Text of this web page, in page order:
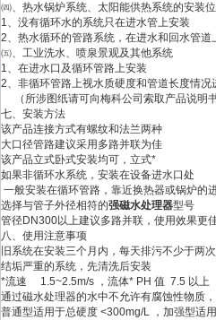
㈣、热水锅炉系统、太阳能供热系统的安装
1、没有循环水的系统只在进水管上安装
2、热水循环的管路系统，在进水和回水管道
㈤、工业洗水、喷泉景观及其他系统
1、在进水口及循环管路上安装
2、非循环管路上视水质硬度和管道长度情况
（所涉图纸请可向梅科公司索取产品说明
七、安装方法
该产品连接方式有螺纹和法兰两种
大口径管路建议采用多路并联为佳
该产品立式卧式安装均可，立式*
如果非循环水系统，安装在设备进水口处
一般安装在循环管路，靠近换热器或锅炉的
选择与管子外径相符的强磁水处理器型号
管径DN300以上建议多路并联，使用效果更
八、使用注意事项
旧系统在安装三个月内，每天排污不少于两
结垢严重的系统，先清洗后安装
*流速 1.5~2.5m/s ，流体* PH 值 7.5 以上
通过磁水处理器的水中不允许有腐蚀性物质
普通型适用于总硬度 <300mg/L ，加强型适